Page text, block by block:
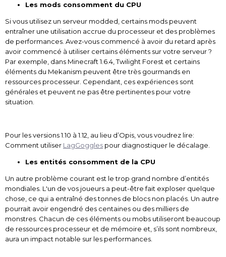
Les mods consomment du CPU
Si vous utilisez un serveur modded, certains mods peuvent
entraîner une utilisation accrue du processeur et des problèmes
de performances. Avez-vous commencé à avoir du retard après
avoir commencé à utiliser certains éléments sur votre serveur ?
Par exemple, dans Minecraft 1.6.4, Twilight Forest et certains
éléments du Mekanism peuvent être très gourmands en
ressources processeur. Cependant, ces expériences sont
générales et peuvent ne pas être pertinentes pour votre
situation.
Pour les versions 1.10 à 1.12, au lieu d’Opis, vous voudrez lire:
Comment utiliser LagGoggles pour diagnostiquer le décalage.
Les entités consomment de la CPU
Un autre problème courant est le trop grand nombre d’entités
mondiales. L'un de vos joueurs a peut-être fait exploser quelque
chose, ce qui a entraîné des tonnes de blocs non placés. Un autre
pourrait avoir engendré des centaines ou des milliers de
monstres. Chacun de ces éléments ou mobs utiliseront beaucoup
de ressources processeur et de mémoire et, s’ils sont nombreux,
aura un impact notable sur les performances.